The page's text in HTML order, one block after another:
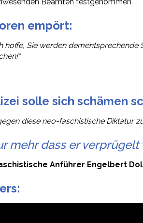
empört:
Sie werden
solle sich schämen
diese neo-faschistische Diktatur
mehr dass er
Anführer Engelbert